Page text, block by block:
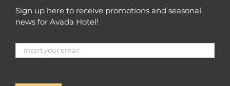
Sign up here to receive promotions and seasonal
news for Avada Hotel!